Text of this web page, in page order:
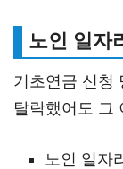
노인 일자
기초연금 신청
탈락했어도 그
노인 일자